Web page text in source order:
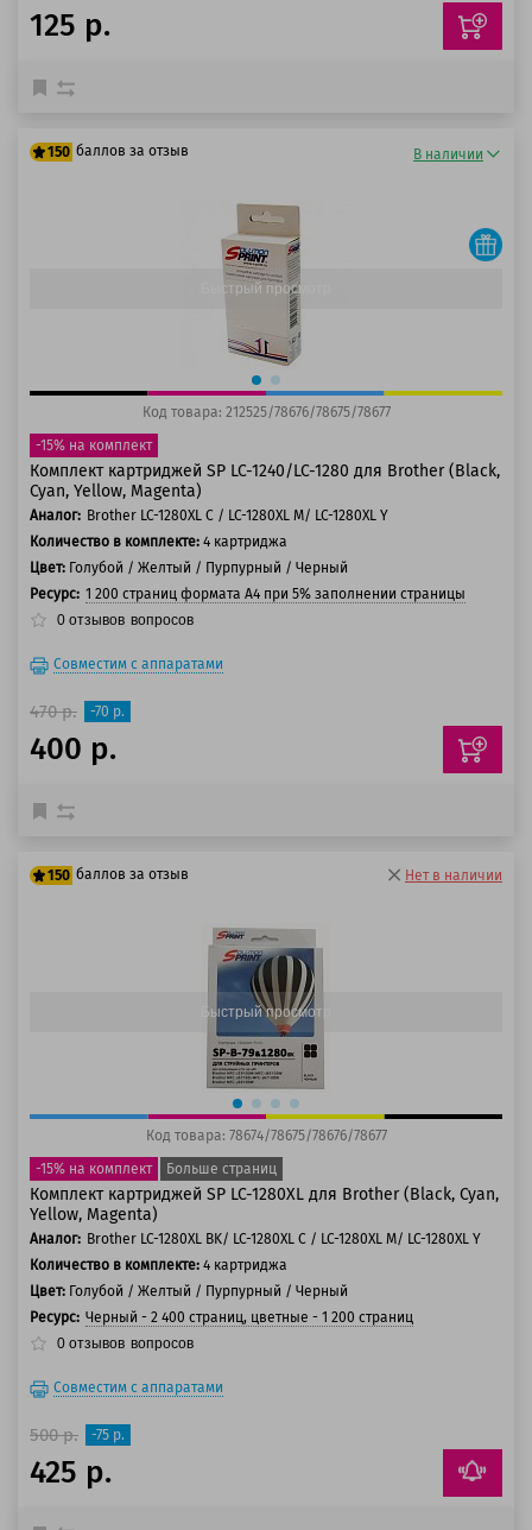
125 р.
150 баллов за отзыв В наличии
Быстрый просмотр
Код товара: 212525/78676/78675/78677
-15% на комплект
Комплект картриджей SP LC-1240/LC-1280 для Brother (Black,
Cyan, Yellow, Magenta)
Аналог: Brother LC-1280XL C / LC-1280XL M/ LC-1280XL Y
Количество в комплекте: 4 картриджа
Цвет: Голубой / Желтый / Пурпурный / Черный
Ресурс: 1 200 страниц формата А4 при 5% заполнении страницы
0 отзывов вопросов
Совместим с аппаратами
470 р. -70 р.
400 р.
150 баллов за отзыв Нет в наличии
Быстрый просмотр
Код товара: 78674/78675/78676/78677
-15% на комплект
Больше страниц
Комплект картриджей SP LC-1280XL для Brother (Black, Cyan,
Yellow, Magenta)
Аналог: Brother LC-1280XL BK/ LC-1280XL C / LC-1280XL M/ LC-1280XL Y
Количество в комплекте: 4 картриджа
Цвет: Голубой / Желтый / Пурпурный / Черный
Ресурс: Черный - 2 400 страниц, цветные - 1 200 страниц
0 отзывов вопросов
Совместим с аппаратами
500 р. -75 р.
425 р.